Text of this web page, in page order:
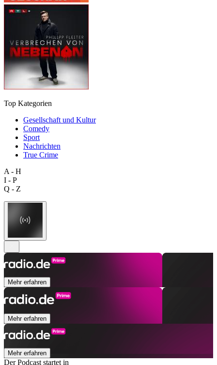
Top Kategorien
Gesellschaft und Kultur
Comedy
Sport
Nachrichten
True Crime
A - H
I - P
Q - Z
Mehr erfahren
Mehr erfahren
Mehr erfahren
Der Podcast startet in